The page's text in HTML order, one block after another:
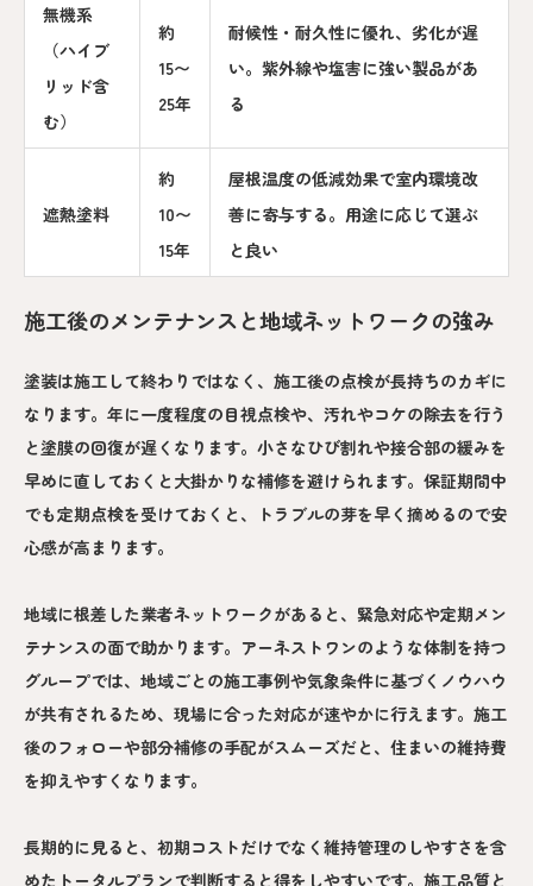
無機系
（ハイブ
リッド含
む）
約
15〜
25年
耐候性・耐久性に優れ、劣化が遅
い。紫外線や塩害に強い製品があ
る
遮熱塗料
約
10〜
15年
屋根温度の低減効果で室内環境改
善に寄与する。用途に応じて選ぶ
と良い
施工後のメンテナンスと地域ネットワークの強み
塗装は施工して終わりではなく、施工後の点検が長持ちのカギに
なります。年に一度程度の目視点検や、汚れやコケの除去を行う
と塗膜の回復が遅くなります。小さなひび割れや接合部の緩みを
早めに直しておくと大掛かりな補修を避けられます。保証期間中
でも定期点検を受けておくと、トラブルの芽を早く摘めるので安
心感が高まります。
地域に根差した業者ネットワークがあると、緊急対応や定期メン
テナンスの面で助かります。アーネストワンのような体制を持つ
グループでは、地域ごとの施工事例や気象条件に基づくノウハウ
が共有されるため、現場に合った対応が速やかに行えます。施工
後のフォローや部分補修の手配がスムーズだと、住まいの維持費
を抑えやすくなります。
長期的に見ると、初期コストだけでなく維持管理のしやすさを含
めたトータルプランで判断すると得をしやすいです。施工品質と